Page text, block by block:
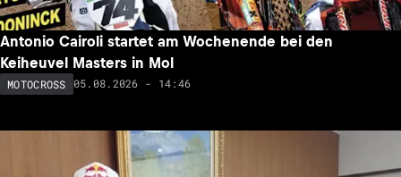
Antonio Cairoli startet am Wochenende bei den
Keiheuvel Masters in Mol
MOTOCROSS 05.08.2026 - 14:46